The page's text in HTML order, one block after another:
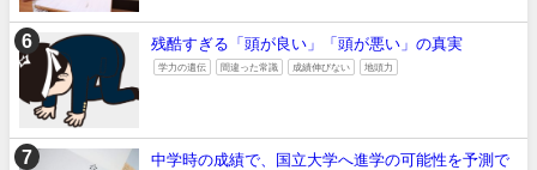
残酷すぎる「頭が良い」「頭が悪い」の真実
学力の遺伝 間違った常識 成績伸びない 地頭力
中学時の成績で、国立大学へ進学の可能性を予測で